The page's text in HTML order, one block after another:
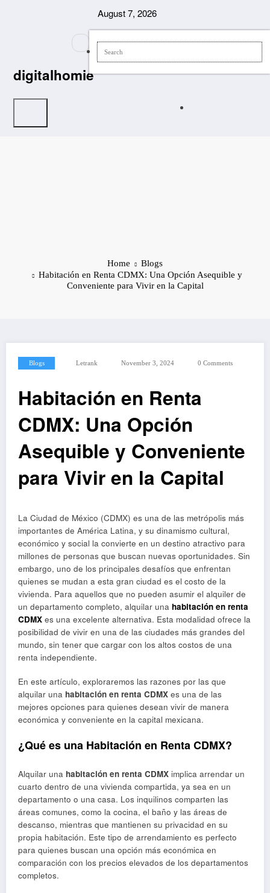
August 7, 2026
digitalhomie
Home
Blogs
Habitación en Renta CDMX: Una Opción Asequible y
Conveniente para Vivir en la Capital
Blogs Letrank November 3, 2024 0 Comments
Habitación en Renta
CDMX: Una Opción
Asequible y Conveniente
para Vivir en la Capital
La Ciudad de México (CDMX) es una de las metrópolis más
importantes de América Latina, y su dinamismo cultural,
económico y social la convierte en un destino atractivo para
millones de personas que buscan nuevas oportunidades. Sin
embargo, uno de los principales desafíos que enfrentan
quienes se mudan a esta gran ciudad es el costo de la
vivienda. Para aquellos que no pueden asumir el alquiler de
un departamento completo, alquilar una habitación en renta
CDMX es una excelente alternativa. Esta modalidad ofrece la
posibilidad de vivir en una de las ciudades más grandes del
mundo, sin tener que cargar con los altos costos de una
renta independiente.
En este artículo, exploraremos las razones por las que
alquilar una habitación en renta CDMX es una de las
mejores opciones para quienes desean vivir de manera
económica y conveniente en la capital mexicana.
¿Qué es una Habitación en Renta CDMX?
Alquilar una habitación en renta CDMX implica arrendar un
cuarto dentro de una vivienda compartida, ya sea en un
departamento o una casa. Los inquilinos comparten las
áreas comunes, como la cocina, el baño y las áreas de
descanso, mientras que mantienen su privacidad en su
propia habitación. Este tipo de arrendamiento es perfecto
para quienes buscan una opción más económica en
comparación con los precios elevados de los departamentos
completos.